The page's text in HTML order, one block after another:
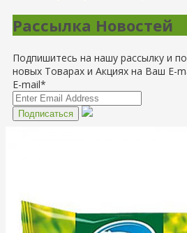
Рассылка Новостей
Подпишитесь на нашу рассылку и
новых Товарах и Акциях на Ваш E-
E-mail*